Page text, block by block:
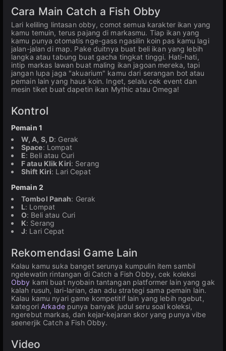
Cara Main Catch a Fish Obby
Lari keliling lintasan obby, comot semua karakter ikan yang
kamu temuin, terus pajang di markasmu. Tiap ikan yang
kamu punya otomatis nge-gass ngasilin koin pas kamu lagi
jalan-jalan di map. Pake duitnya buat beli ikan yang lebih
langka atau tabung buat gacha tingkat tinggi. Hati-hati,
intip markas lawan buat maling ikan jagoan mereka, tapi
jangan lupa jaga "akuarium" kamu dari serangan bot atau
pemain lain yang haus koin. Inget, selalu cek event dan
mesin tiket buat dapetin ikan Mythic atau Omega!
Kontrol
Pemain 1
W, A, S, D: Gerak
Space: Lompat
E: Beli atau Curi
F atau Klik Kiri: Serang
Shift Kiri: Lari Cepat
Pemain 2
Tombol Panah: Gerak
L: Lompat
O: Beli atau Curi
K: Serang
J: Lari Cepat
Rekomendasi Game Lain
Kalau kamu suka banget serunya kumpulin item sambil
ngelewatin rintangan di Catch a Fish Obby, cek koleksi
Obby kami buat nyobain tantangan platformer lain yang gak
kalah rusuh, lari-larian, dan adu strategi sama pemain lain.
Kalau kamu nyari game kompetitif lain yang lebih ngebut,
kategoriArkadepunya banyak judul seru soal koleksi,
ngerebut markas, dan kejar-kejaran skor yang punya vibe
seenerjik Catch a Fish Obby.
Video